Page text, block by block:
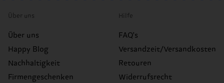
Über uns
Über uns
Happy Blog
Nachhaltigkeit
Firmengeschenken
Hilfe
FAQ's
Versandzeit/Versandkosten
Retouren
Widerrufsrecht